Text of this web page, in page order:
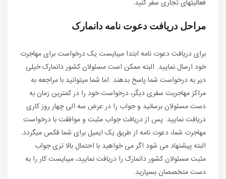
فعالیت‏های تجاری سفر کنید.
مراحل دریافت دعوت نامه دانمارک
برای دریافت دعوت نامه ابتدا می‏بایست یک درخواست برای مهاجرت
خود ارسال نمایید. البته ممکن است مسئولان کشور دانمارک خیلی
دیر به درخواست شما پاسخ بدهند. اما شما می‏توانید با مراجعه به
مراکز مهاجربت سفری دیگر، درخواست خود را در کمترین زمان به
دست مسئولان برسانید و جواب را در عرض سه الی چهار روز کاری
دریافت نمایید. پس از دریافت جواب مثبت و موافقت با درخواست
مهاجرت شما، دعوت نامه از طریق یک ایمیل برای شما فکس می‏گردد.
البته پیشنهاد می شود اگر می خواهید با احتمال بالا تری جواب
مثبت مسئولان کشور دانمارک را دریافت نمایید، می‏بایست کار را به
دست متخصصان بسپارید.